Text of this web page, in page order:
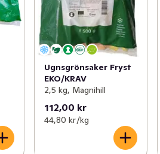
Ugnsgrönsaker Fryst
EKO/KRAV
2,5 kg, Magnihill
112,00 kr
44,80 kr /kg